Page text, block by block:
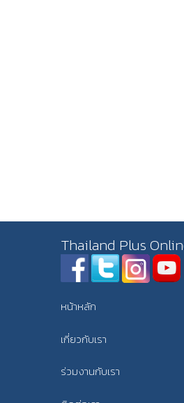
Thailand Plus
หน้าหลัก
เกี่ยวกับเรา
ร่วมงานกับเรา